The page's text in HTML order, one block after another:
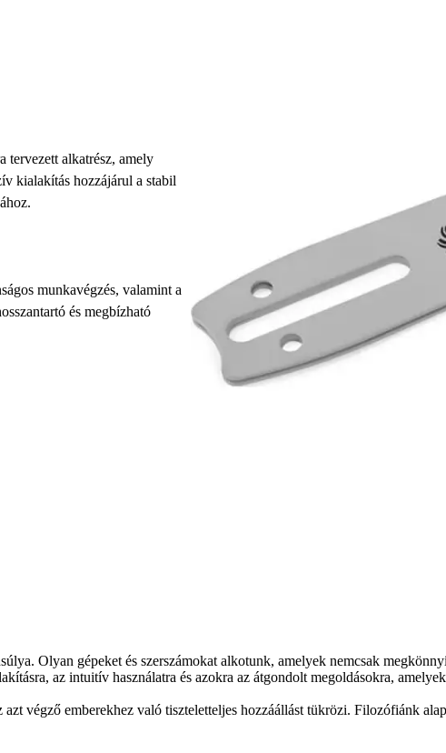
tervezett alkatrész, amely
kialakítás hozzájárul a stabil
munkavégzés, valamint a
és megbízható
Olyan gépeket és szerszámokat alkotunk, amelyek nemcsak
az intuitív használatra és azokra az átgondolt megoldásokra,
végző emberekhez való tiszteletteljes hozzáállást tükrözi. Filozófiánk